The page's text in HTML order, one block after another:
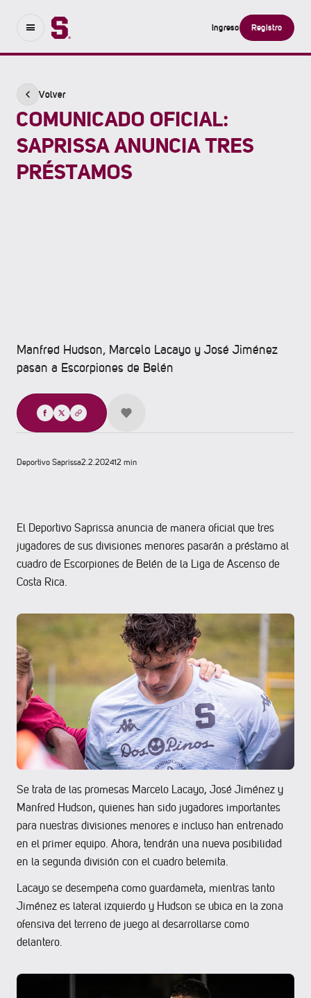
Ingreso Registro
Volver
COMUNICADO OFICIAL:
SAPRISSA ANUNCIA TRES
PRÉSTAMOS
Manfred Hudson, Marcelo Lacayo y José Jiménez
pasan a Escorpiones de Belén
Compartir
Deportivo Saprissa2.2.202412 min
El Deportivo Saprissa anuncia de manera oficial que tres
jugadores de sus divisiones menores pasarán a préstamo al
cuadro de Escorpiones de Belén de la Liga de Ascenso de
Costa Rica.
Se trata de las promesas Marcelo Lacayo, José Jiménez y
Manfred Hudson, quienes han sido jugadores importantes
para nuestras divisiones menores e incluso han entrenado
en el primer equipo. Ahora, tendrán una nueva posibilidad
en la segunda división con el cuadro belemita.
Lacayo se desempeña como guardameta, mientras tanto
Jiménez es lateral izquierdo y Hudson se ubica en la zona
ofensiva del terreno de juego al desarrollarse como
delantero.